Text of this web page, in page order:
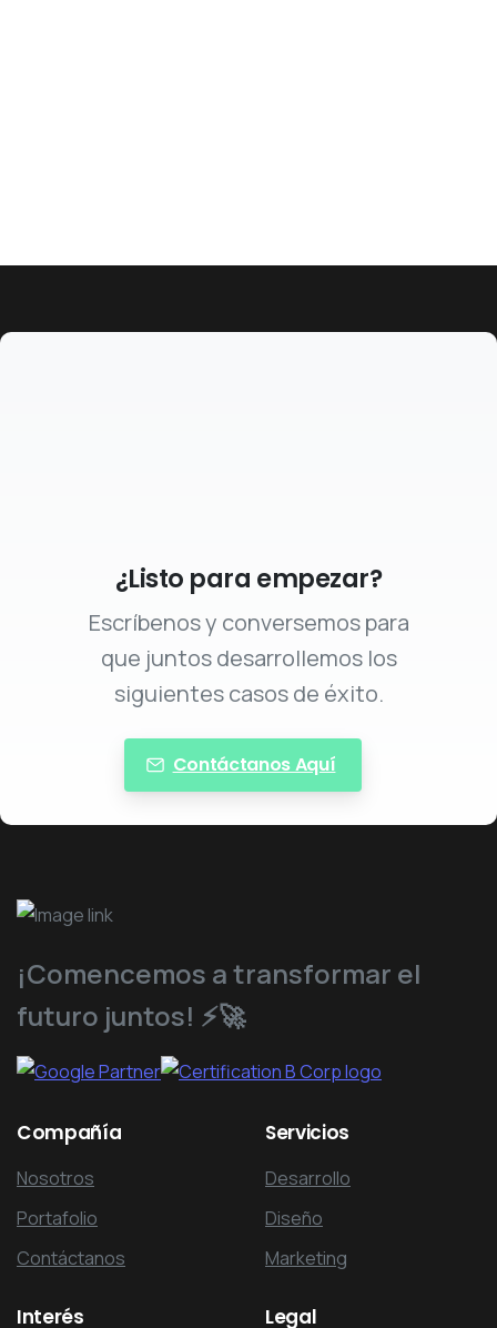
¿Listo para empezar?
Escríbenos y conversemos para
que juntos desarrollemos los
siguientes casos de éxito.
Contáctanos Aquí
¡Comencemos a transformar el
futuro juntos! ⚡️🚀
Compañía
Nosotros
Portafolio
Contáctanos
Servicios
Desarrollo
Diseño
Marketing
Interés Legal